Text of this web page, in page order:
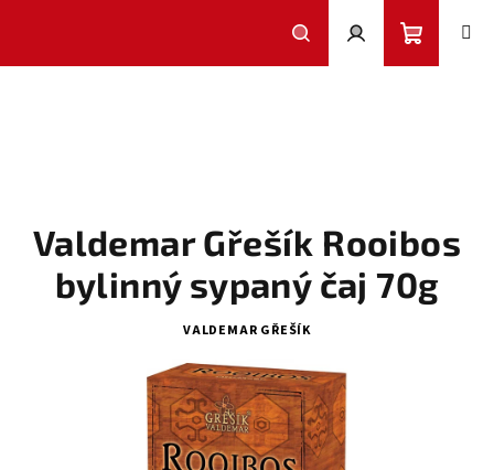
Hledat PřihlášeníNákupní
Valdemar Gřešík Rooibos
bylinný sypaný čaj 70g
VALDEMAR GŘEŠÍK